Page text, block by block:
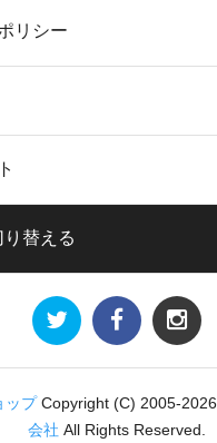
リシー
替える
ップCopyright (C) 2005-2026
会社 All Rights Reserved.